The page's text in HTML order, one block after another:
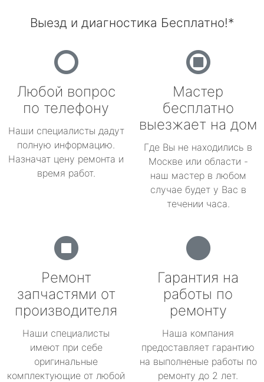
Выезд и диагностика Бесплатно!*
Любой вопрос
по телефону
Наши специалисты дадут
полную информацию.
Назначат цену ремонта и
время работ.
Мастер
бесплатно
выезжает на дом
Где Вы не находились в
Москве или области -
наш мастер в любом
случае будет у Вас в
течении часа.
Ремонт
запчастями от
производителя
Наши специалисты
имеют при себе
оригинальные
комплектующие от любой
Гарантия на
работы по
ремонту
Наша компания
предоставляет гарантию
на выполненые работы по
ремонту до 2 лет.